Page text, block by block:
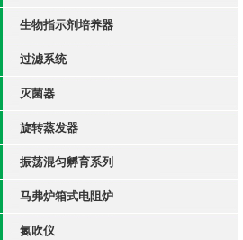
生物指示剂培养器
过滤系统
灭菌器
旋转蒸发器
振荡混匀孵育系列
马弗炉箱式电阻炉
氮吹仪